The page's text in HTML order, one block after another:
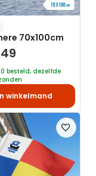
70x100cm
besteld, dezelfde
winkelmand
Voeg
toe
aan